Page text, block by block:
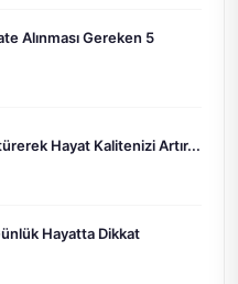
Alınması Gereken 5
Hayat Kalitenizi Artır...
Hayatta Dikkat